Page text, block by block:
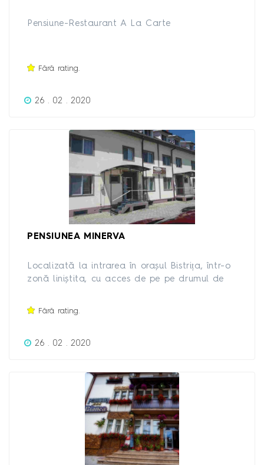
Pensiune-Restaurant A La Carte
Fără rating.
26 . 02 . 2020
PENSIUNEA MINERVA
Localizată la intrarea în orașul Bistrița, într-o
zonă liniștita, cu acces de pe pe drumul de
la dispozitie 12 camere si 2 apartamente
Fără rating.
26 . 02 . 2020